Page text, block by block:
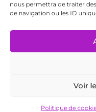
nous permettra de traiter
de navigation ou les ID
Voir
Politique de
Conditions